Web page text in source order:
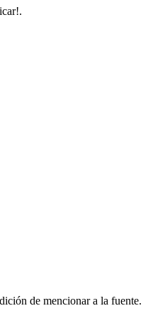
de mencionar a la fuente.